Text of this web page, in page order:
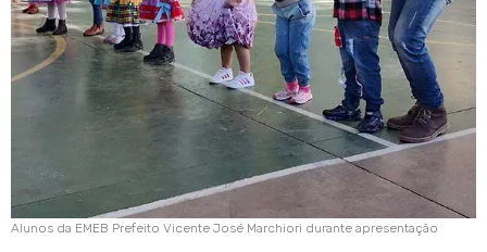
Alunos da EMEB Prefeito Vicente José Marchiori durante apresentação